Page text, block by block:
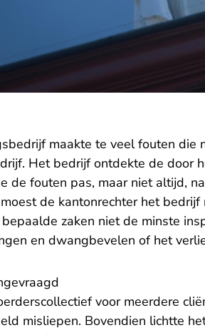
maakte te veel fouten die
Het bedrijf ontdekte de door
de fouten pas, maar niet altijd,
de kantonrechter het
zaken niet de minste
en dwangbevelen of het
voor meerdere
misliepen. Bovendien lichtte